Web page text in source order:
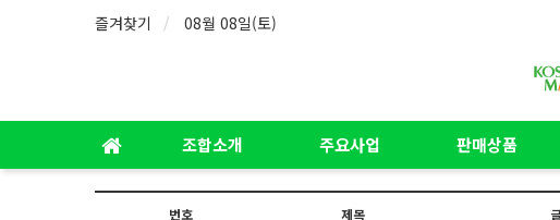
즐겨찾기 08월 08일(토)
조합소개 주요사업 판매상품
번호 제목